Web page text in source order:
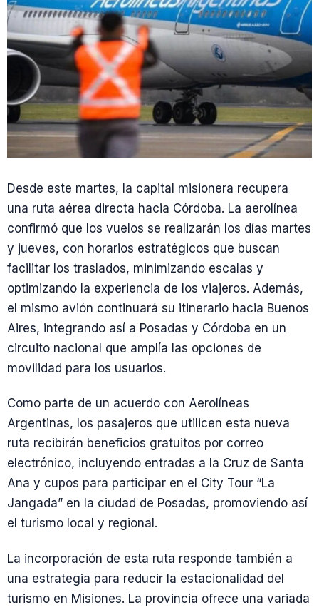
Desde este martes, la capital misionera recupera
una ruta aérea directa hacia Córdoba. La aerolínea
confirmó que los vuelos se realizarán los días martes
y jueves, con horarios estratégicos que buscan
facilitar los traslados, minimizando escalas y
optimizando la experiencia de los viajeros. Además,
el mismo avión continuará su itinerario hacia Buenos
Aires, integrando así a Posadas y Córdoba en un
circuito nacional que amplía las opciones de
movilidad para los usuarios.
Como parte de un acuerdo con Aerolíneas
Argentinas, los pasajeros que utilicen esta nueva
ruta recibirán beneficios gratuitos por correo
electrónico, incluyendo entradas a la Cruz de Santa
Ana y cupos para participar en el City Tour “La
Jangada” en la ciudad de Posadas, promoviendo así
el turismo local y regional.
La incorporación de esta ruta responde también a
una estrategia para reducir la estacionalidad del
turismo en Misiones. La provincia ofrece una variada